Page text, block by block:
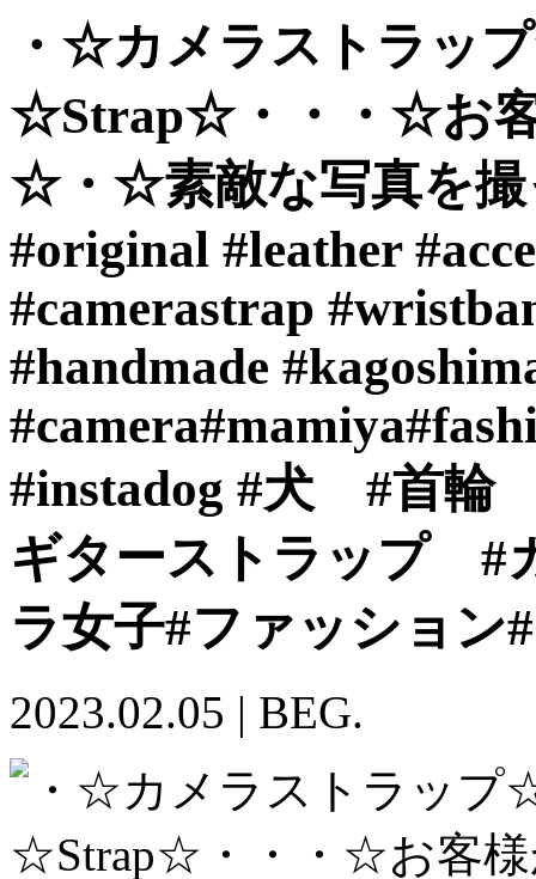
・☆カメラストラッ
☆Strap☆・・・☆お客
☆・☆素敵な写真を
#original #leather
#camerastrap
#handmade
#instadog #犬 #首
ギターストラップ #
ラ女子#ファッショ
2023.02.05 | BEG.